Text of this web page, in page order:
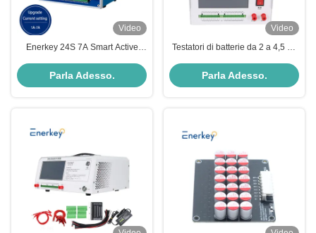
Video
Enerkey 24S 7A Smart Active
delle batterie Li-ion/Lifepo4/Lto
Parla Adesso.
Video
Testatori di batterie da 2 a 4,5 V /
della batteria con accuratezza di
misurazione della tensione ±
Parla Adesso.